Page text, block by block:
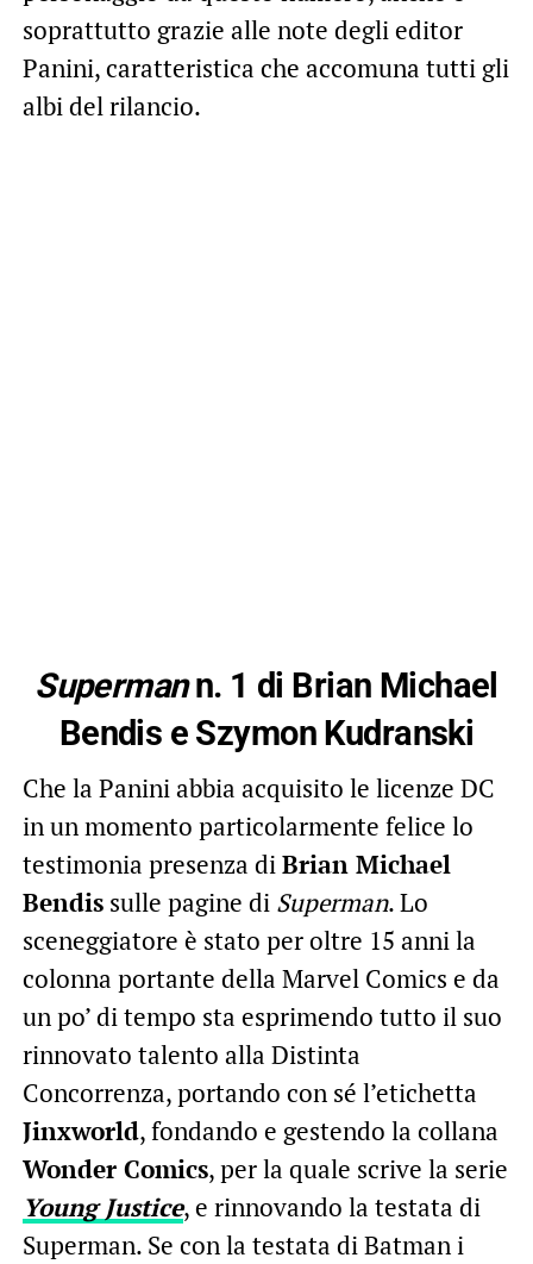
soprattutto grazie alle note degli editor
Panini, caratteristica che accomuna tutti gli
albi del rilancio.
Supermann. 1 di Brian Michael
Bendis e Szymon Kudranski
Che la Panini abbia acquisito le licenze DC
in un momento particolarmente felice lo
testimonia presenza diBrian Michael
Bendissulle pagine di Superman. Lo
sceneggiatore è stato per oltre 15 anni la
colonna portante della Marvel Comics e da
un po’ di tempo sta esprimendo tutto il suo
rinnovato talento alla Distinta
Concorrenza, portando con sé l’etichetta
Jinxworld, fondando e gestendo la collana
Wonder Comics, per la quale scrive la serie
Young Justice, e rinnovando la testata di
Superman. Se con la testata di Batman i